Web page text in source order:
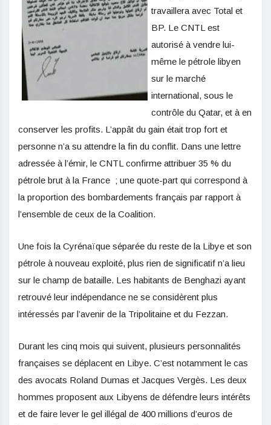
travaillera avec Total et
BP. Le CNTL est
autorisé à vendre lui-
même le pétrole libyen
sur le marché
international, sous le
contrôle du Qatar, et à en
conserver les profits. L’appât du gain était trop fort et
personne n’a su attendre la fin du conflit. Dans une lettre
adressée à l’émir, le CNTL confirme attribuer 35 % du
pétrole brut à la France ; une quote-part qui correspond à
la proportion des bombardements français par rapport à
l’ensemble de ceux de la Coalition.
Une fois la Cyrénaïque séparée du reste de la Libye et son
pétrole à nouveau exploité, plus rien de significatif n’a lieu
sur le champ de bataille. Les habitants de Benghazi ayant
retrouvé leur indépendance ne se considèrent plus
intéressés par l’avenir de la Tripolitaine et du Fezzan.
Durant les cinq mois qui suivent, plusieurs personnalités
françaises se déplacent en Libye. C’est notamment le cas
des avocats Roland Dumas et Jacques Vergès. Les deux
hommes proposent aux Libyens de défendre leurs intérêts
et de faire lever le gel illégal de 400 millions d’euros de